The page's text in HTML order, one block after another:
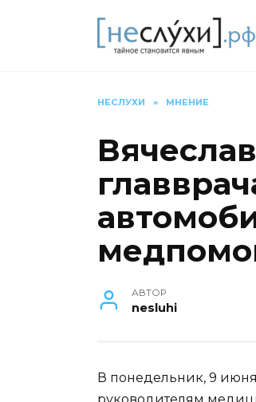
НЕСЛУХИ » МНЕНИЕ
АВТОР
nesluhi
В понедельник, 9